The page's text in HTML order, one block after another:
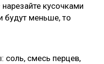
кусочками
будут меньше, то
смесь перцев,